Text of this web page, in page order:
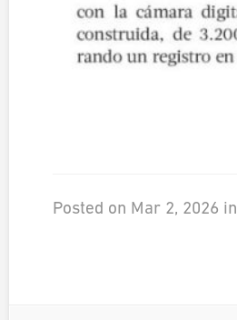
Posted on Mar 2, 2026 in